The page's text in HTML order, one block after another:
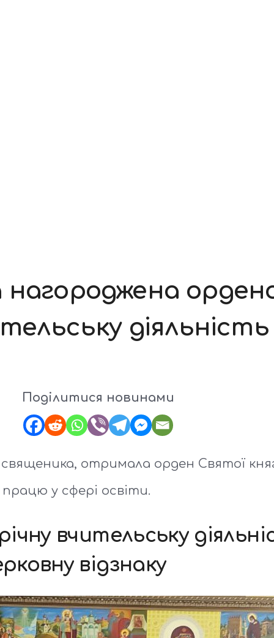
нагороджена
діяльність
Поділитися новинами
отримала орден Святої
у сфері освіти.
вчительську
відзнаку